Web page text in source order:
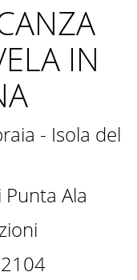
IN
- Isola del
Ala